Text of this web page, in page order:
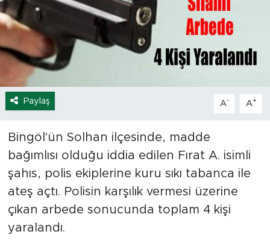
Paylaş A- A+
Bingöl'ün Solhan ilçesinde, madde
bağımlısı olduğu iddia edilen Fırat A. isimli
şahıs, polis ekiplerine kuru sıkı tabanca ile
ateş açtı. Polisin karşılık vermesi üzerine
çıkan arbede sonucunda toplam 4 kişi
yaralandı.
Yaşam
Sağlık
Eğitim
Ekonomi
Tavz Der
Bingöl Kaza Haberleri